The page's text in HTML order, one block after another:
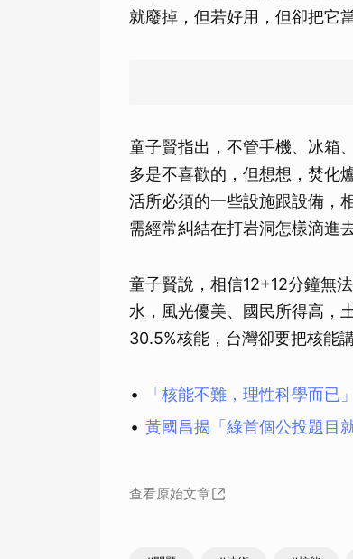
就廢掉，但若好用，但卻把它
童子賢指出，不管手機、冰箱
多是不喜歡的，但想想，焚化
活所必須的一些設施跟設備，
需經常糾結在打岩洞怎樣滴進
童子賢說，相信12+12分鐘無
水，風光優美、國民所得高，
30.5%核能，台灣卻要把核能
「核能不難，理性科學而
黃國昌揭「綠首個公投題目
查看原始文章